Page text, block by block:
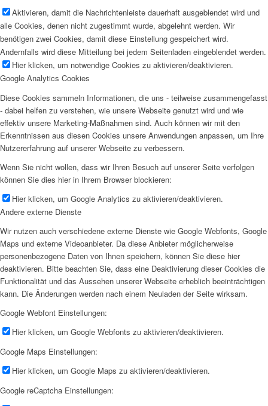
Aktivieren, damit die Nachrichtenleiste dauerhaft ausgeblendet wird und
alle Cookies, denen nicht zugestimmt wurde, abgelehnt werden. Wir
benötigen zwei Cookies, damit diese Einstellung gespeichert wird.
Andernfalls wird diese Mitteilung bei jedem Seitenladen eingeblendet werden.
Hier klicken, um notwendige Cookies zu aktivieren/deaktivieren.
Google Analytics Cookies
Diese Cookies sammeln Informationen, die uns - teilweise zusammengefasst
- dabei helfen zu verstehen, wie unsere Webseite genutzt wird und wie
effektiv unsere Marketing-Maßnahmen sind. Auch können wir mit den
Erkenntnissen aus diesen Cookies unsere Anwendungen anpassen, um Ihre
Nutzererfahrung auf unserer Webseite zu verbessern.
Wenn Sie nicht wollen, dass wir Ihren Besuch auf unserer Seite verfolgen
können Sie dies hier in Ihrem Browser blockieren:
Hier klicken, um Google Analytics zu aktivieren/deaktivieren.
Andere externe Dienste
Wir nutzen auch verschiedene externe Dienste wie Google Webfonts, Google
Maps und externe Videoanbieter. Da diese Anbieter möglicherweise
personenbezogene Daten von Ihnen speichern, können Sie diese hier
deaktivieren. Bitte beachten Sie, dass eine Deaktivierung dieser Cookies die
Funktionalität und das Aussehen unserer Webseite erheblich beeinträchtigen
kann. Die Änderungen werden nach einem Neuladen der Seite wirksam.
Google Webfont Einstellungen:
Hier klicken, um Google Webfonts zu aktivieren/deaktivieren.
Google Maps Einstellungen:
Hier klicken, um Google Maps zu aktivieren/deaktivieren.
Google reCaptcha Einstellungen: